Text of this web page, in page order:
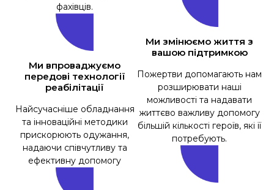
фахівців.
Ми впроваджуємо
передові технології
реабілітації
Найсучасніше обладнання
та інноваційні методики
прискорюють одужання,
надаючи співчутливу та
ефективну допомогу
Ми змінюємо життя з
вашою підтримкою
Пожертви допомагають нам
розширювати наші
можливості та надавати
життєво важливу допомогу
більшій кількості героїв, які її
потребують.